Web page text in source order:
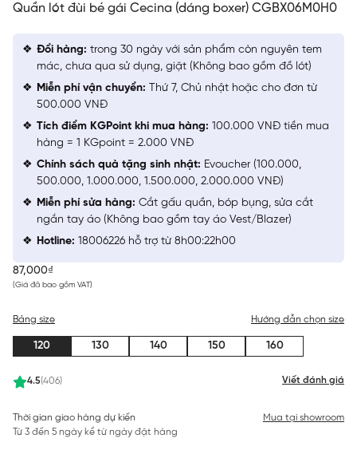
Quần lót đùi bé gái Cecina (dáng boxer) CGBX06M0H0
87,000₫
(Giá đã bao gồm VAT)
4.5(406) Viết đánh giá
Bảng size Hướng dẫn chọn size
120 130 140 150 160
Thời gian giao hàng dự kiến
Từ 3 đến 5 ngày kể từ ngày đặt hàng
Mua tại showroom
Đổi hàng: trong 30 ngày với sản phẩm còn nguyên tem
mác, chưa qua sử dụng, giặt (Không bao gồm đồ lót)
Miễn phí vận chuyển: Thứ 7, Chủ nhật hoặc cho đơn từ
500.000 VNĐ
Tích điểm KGPoint khi mua hàng: 100.000 VNĐ tiền mua
hàng = 1 KGpoint = 2.000 VNĐ
Chính sách quà tặng sinh nhật: Evoucher (100.000,
500.000, 1.000.000, 1.500.000, 2.000.000 VNĐ)
Miễn phí sửa hàng: Cắt gấu quần, bóp bụng, sửa cắt
ngắn tay áo (Không bao gồm tay áo Vest/Blazer)
Hotline: 18006226 hỗ trợ từ 8h00:22h00